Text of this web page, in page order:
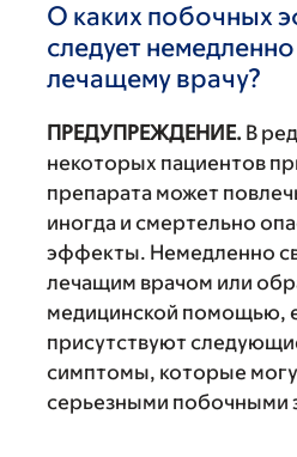
О каких побочных
следует
лечащему врачу?
ПРЕДУПРЕЖДЕНИЕ. В
некоторых пациентов
препарата может
иногда и смертельно
эффекты. Немедленно
лечащим врачом или
медицинской помощью,
присутствуют
симптомы, которые
серьезными побочными